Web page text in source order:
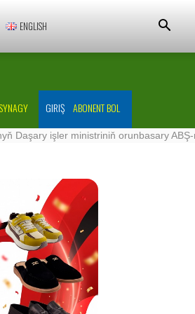
ENGLISH
GIRIŞ ABONENT BOL
işler ministriniň orunbasary ABŞ-nyň